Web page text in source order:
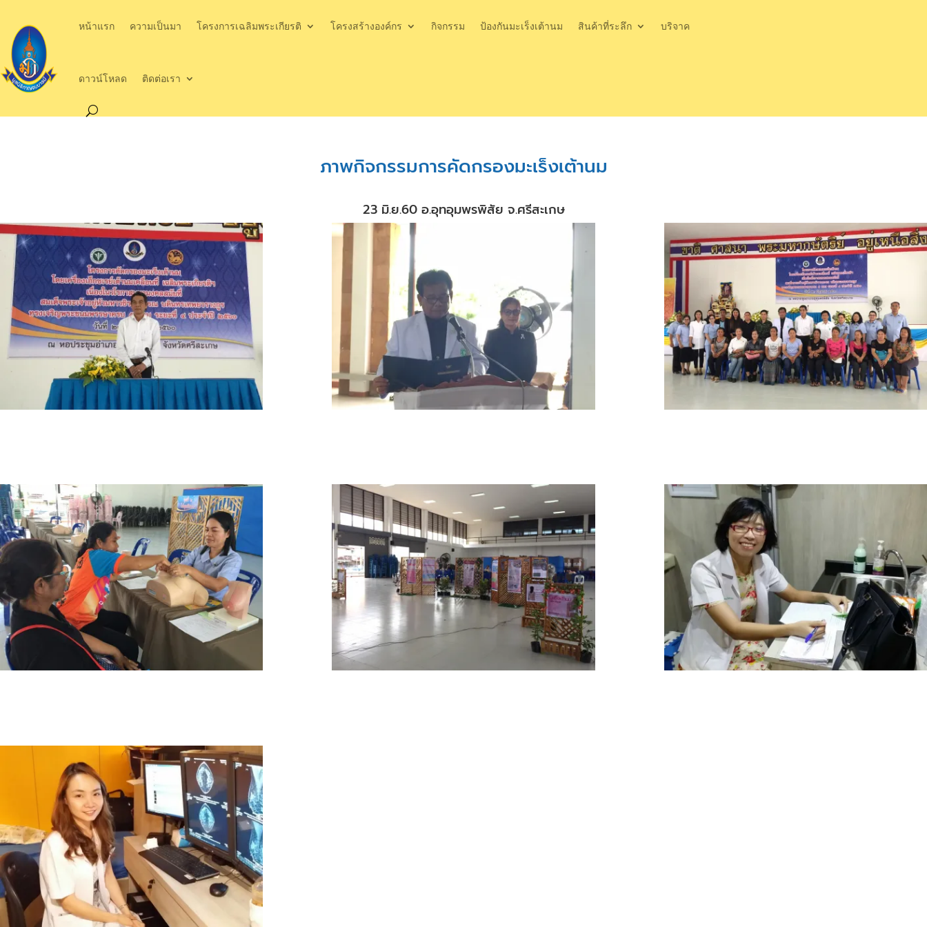
หน้าแรก ความเป็นมา โครงการเฉลิมพระเกียรติ โครงสร้างองค์กร กิจกรรม ป้องกันมะเร็งเต้านม สินค้าที่ระลึก บริจาค
ดาวน์โหลด ติดต่อเรา
ภาพกิจกรรมการคัดกรองมะเร็งเต้านม
23 มิ.ย.60 อ.อุทอุมพรพิสัย จ.ศรีสะเกษ